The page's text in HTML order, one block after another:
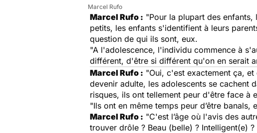
Marcel Rufo
Marcel Rufo : "Pour la plupart des
petits, les enfants s'identifient à leurs
question de qui ils sont, eux.
"A l'adolescence, l'individu commence à
différent, d'être si différent qu'on en serait
Marcel Rufo : "Oui, c'est exactement ça,
devenir adulte, les adolescents se cachent
risques, ils ont tellement peur d'être face à
"Ils ont en même temps peur d’être banals,
Marcel Rufo : "C'est l’âge où l'avis des
trouver drôle ? Beau (belle) ? Intelligent(e) ?